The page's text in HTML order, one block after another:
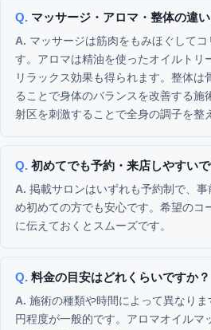
マッサージ・アロマ・整体の違
マッサージは筋肉をもみほぐして
す。アロマは精油を使ったオイルトリ
リラックス効果も得られます。整体は
ることで身体のバランスを改善する施
射区を刺激することで全身の調子を整
初めてでも予約・来店しやすいで
掲載サロンはいずれも予約制で、
め初めての方でも安心です。希望のコ
に伝えておくとスムーズです。
料金の目安はどれくらいですか？
施術の種類や時間によって異なり
円程度が一般的です。アロマオイルマ